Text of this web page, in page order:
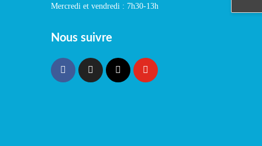
Mercredi et vendredi : 7h30-13h
Nous suivre